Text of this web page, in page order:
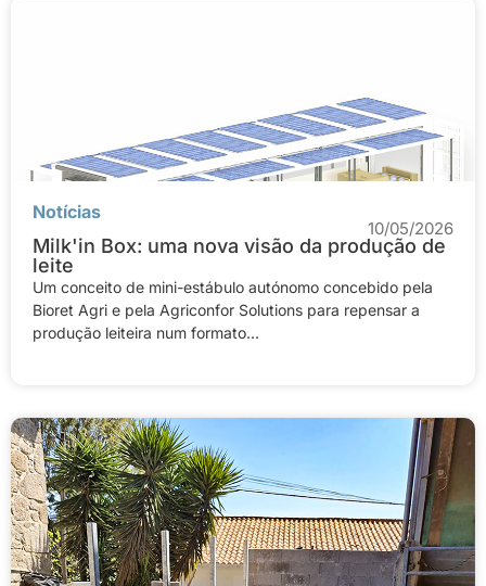
Notícias
10/05/2026
Milk'in Box: uma nova visão da produção de
leite
Um conceito de mini-estábulo autónomo concebido pela
Bioret Agri e pela Agriconfor Solutions para repensar a
produção leiteira num formato...